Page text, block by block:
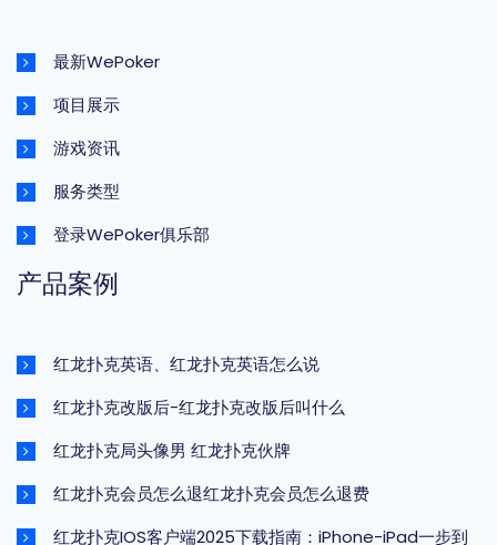
最新WePoker
项目展示
游戏资讯
服务类型
登录WePoker俱乐部
产品案例
红龙扑克英语、红龙扑克英语怎么说
红龙扑克改版后-红龙扑克改版后叫什么
红龙扑克局头像男 红龙扑克伙牌
红龙扑克会员怎么退红龙扑克会员怎么退费
红龙扑克IOS客户端2025下载指南：iPhone-iPad一步到